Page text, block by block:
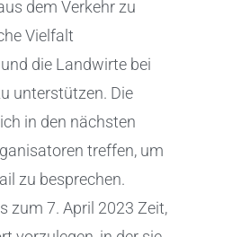
dem Verkehr zu
Vielfalt
die Landwirte bei
unterstützen. Die
in den nächsten
treffen, um
zu besprechen.
zum 7. April 2023 Zeit,